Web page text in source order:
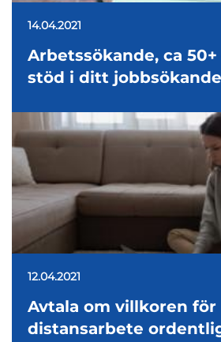
14.04.2021
Arbetssökande, ca
stöd i ditt
12.04.2021
Avtala om villkoren för
distansarbete